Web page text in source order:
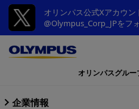
オリンパス公式Xアカウン
@Olympus_Corp_JPをフ
オリンパスグル
企業情報